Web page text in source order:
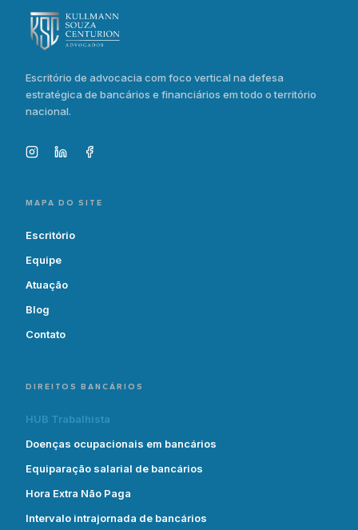
Escritório de advocacia com foco vertical na defesa
estratégica de bancários e financiários em todo o território
nacional.
MAPA DO SITE
Escritório
Equipe
Atuação
Blog
Contato
DIREITOS BANCÁRIOS
HUB Trabalhista
Doenças ocupacionais em bancários
Equiparação salarial de bancários
Hora Extra Não Paga
Intervalo intrajornada de bancários